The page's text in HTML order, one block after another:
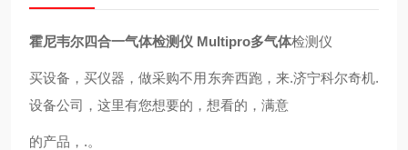
霍尼韦尔四合一气体检测仪 Multipro多气体检测仪
买设备，买仪器，做采购不用东奔西跑，来.济宁科尔奇机.
设备公司，这里有您想要的，想看的，满意
的产品，.。